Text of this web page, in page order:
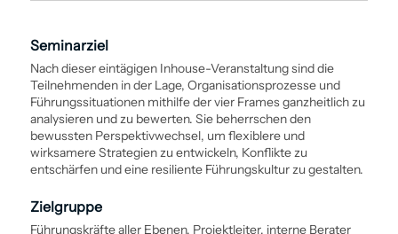
Seminarziel
Nach dieser eintägigen Inhouse-Veranstaltung sind die
Teilnehmenden in der Lage, Organisations­prozesse und
Führungssituationen mithilfe der vier Frames ganzheitlich zu
analysieren und zu bewerten. Sie beherrschen den
bewussten Perspektivwechsel, um flexiblere und
wirksamere Strategien zu entwickeln, Konflikte zu
entschärfen und eine resiliente Führungskultur zu gestalten.
Zielgruppe
Führungskräfte aller Ebenen, Projektleiter, interne Berater